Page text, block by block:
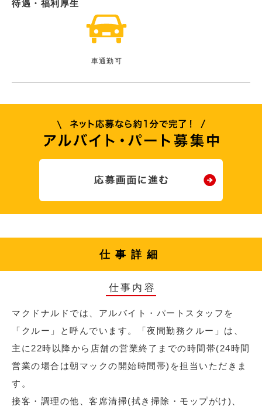
待遇・福利厚生
車通勤可
仕事詳細
仕事内容
マクドナルドでは、アルバイト・パートスタッフを
「クルー」と呼んでいます。「夜間勤務クルー」は、
主に22時以降から店舗の営業終了までの時間帯(24時間
営業の場合は朝マックの開始時間帯)を担当いただきま
す。
接客・調理の他、客席清掃(拭き掃除・モップがけ)、